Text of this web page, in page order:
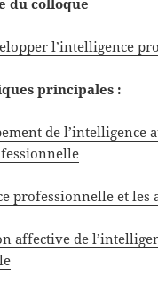
du colloque
l’intelligence
principales :
de l’intelligence
professionnelle et les
affective de